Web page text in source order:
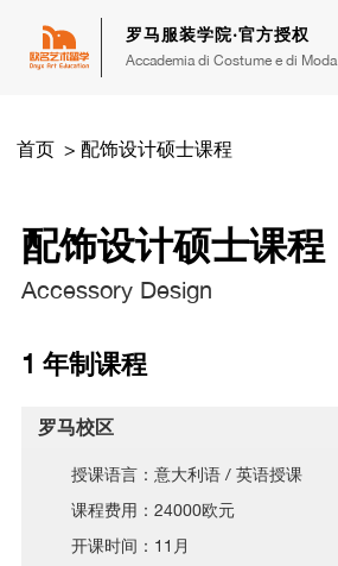
罗马服装学院·官方授权
Accademia di Costume e di Moda
首页 > 配饰设计硕士课程
配饰设计硕士课程
Accessory Design
1 年制课程
罗马校区
授课语言：意大利语 / 英语授课
课程费用：24000欧元
开课时间：11月